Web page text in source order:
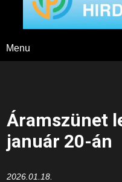
Menu
Áramszünet
január 20-án
2026.01.18.